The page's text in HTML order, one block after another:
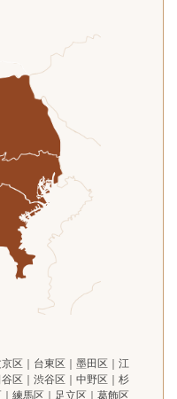
区｜台東区｜墨田区｜江
区｜渋谷区｜中野区｜杉
練馬区｜足立区｜葛飾区